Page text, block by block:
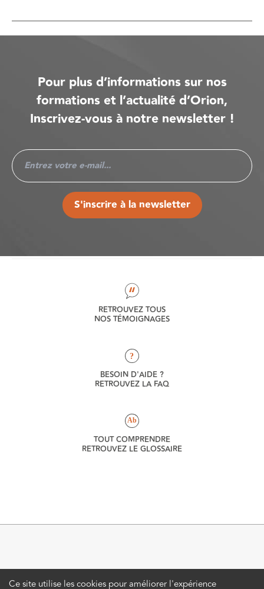
Ce site utilise les cookies pour améliorer l'expérience
Pour plus d’informations sur nos
formations et l’actualité d’Orion,
Inscrivez-vous à notre newsletter !
S'inscrire à la newsletter
RETROUVEZ TOUS
NOS TÉMOIGNAGES
?
BESOIN D'AIDE ?
RETROUVEZ LA FAQ
Ab
TOUT COMPRENDRE
RETROUVEZ LE GLOSSAIRE